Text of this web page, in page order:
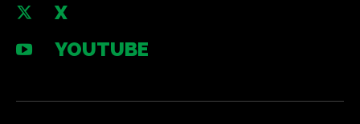
X
YOUTUBE